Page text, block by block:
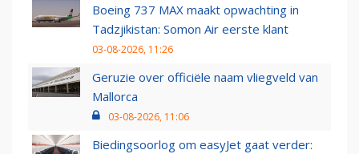
Boeing 737 MAX maakt opwachting in
Tadzjikistan: Somon Air eerste klant
03-08-2026, 11:26
Geruzie over officiële naam vliegveld van
Mallorca
03-08-2026, 11:06
Biedingsoorlog om easyJet gaat verder: